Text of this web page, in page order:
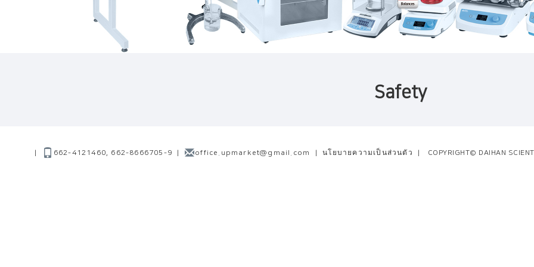
Safety
| 662-4121460, 662-8666705-9 | office.upmarket@gmail.com | นโยบายความเป็นส่วนตัว | COPYRIGHT© DAIHAN